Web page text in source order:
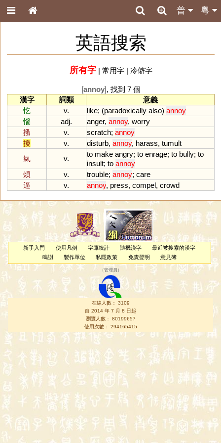
粵
普
英語搜索
所有字| 常用字| 冷僻字
[annoy], 找到 7 個
漢字
詞類
意義
忔
v. like; (paradoxically also) annoy
惱
adj. anger, annoy, worry
搔
v. scratch; annoy
擾
v. disturb, annoy, harass, tumult
氣
v.
to make angry; to enrage; to bully; to
insult; to annoy
煩
v. trouble; annoy; care
逼
v. annoy, press, compel, crowd
新手入門 使用凡例 字庫統計 隨機漢字
最近被搜索的漢字
鳴謝
製作單位 私隱政策 免責聲明 意見簿
（管理員 ）
在線人數： 3109
自 2014 年 7 月 8 日起
瀏覽人數： 80199657
使用次數： 294165415